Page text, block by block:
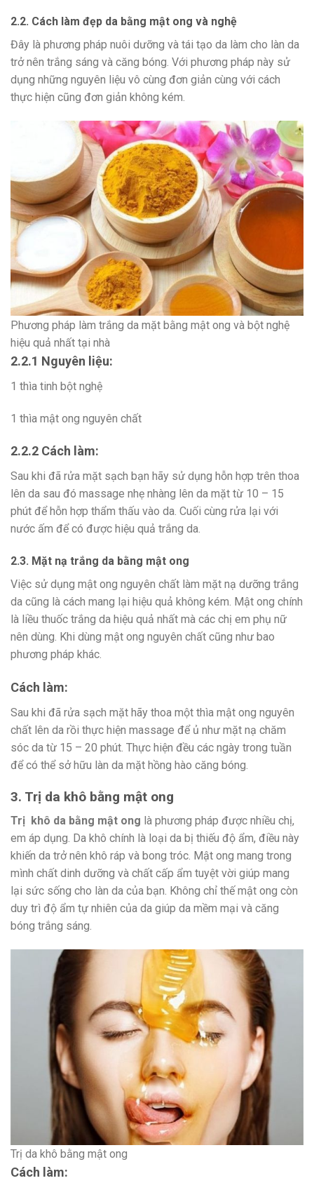
2.2. Cách làm đẹp da bằng mật ong và nghệ
Đây là phương pháp nuôi dưỡng và tái tạo da làm cho làn da
trở nên trắng sáng và căng bóng. Với phương pháp này sử
dụng những nguyên liệu vô cùng đơn giản cùng với cách
thực hiện cũng đơn giản không kém.
Phương pháp làm trắng da mặt bằng mật ong và bột nghệ
hiệu quả nhất tại nhà
2.2.1 Nguyên liệu:
1 thìa tinh bột nghệ
1 thìa mật ong nguyên chất
2.2.2 Cách làm:
Sau khi đã rửa mặt sạch bạn hãy sử dụng hỗn hợp trên thoa
lên da sau đó massage nhẹ nhàng lên da mặt từ 10 – 15
phút để hỗn hợp thẩm thấu vào da. Cuối cùng rửa lại với
nước ấm để có được hiệu quả trắng da.
2.3. Mặt nạ trắng da bằng mật ong
Việc sử dụng mật ong nguyên chất làm mặt nạ dưỡng trắng
da cũng là cách mang lại hiệu quả không kém. Mật ong chính
là liều thuốc trắng da hiệu quả nhất mà các chị em phụ nữ
nên dùng. Khi dùng mật ong nguyên chất cũng như bao
phương pháp khác.
Cách làm:
Sau khi đã rửa sạch mặt hãy thoa một thìa mật ong nguyên
chất lên da rồi thực hiện massage để ủ như mặt nạ chăm
sóc da từ 15 – 20 phút. Thực hiện đều các ngày trong tuần
để có thể sở hữu làn da mặt hồng hào căng bóng.
3. Trị da khô bằng mật ong
Trị khô da bằng mật ong là phương pháp được nhiều chị,
em áp dụng. Da khô chính là loại da bị thiếu độ ẩm, điều này
khiến da trở nên khô ráp và bong tróc. Mật ong mang trong
mình chất dinh dưỡng và chất cấp ẩm tuyệt vời giúp mang
lại sức sống cho làn da của bạn. Không chỉ thế mật ong còn
duy trì độ ẩm tự nhiên của da giúp da mềm mại và căng
bóng trắng sáng.
Trị da khô bằng mật ong
Cách làm: